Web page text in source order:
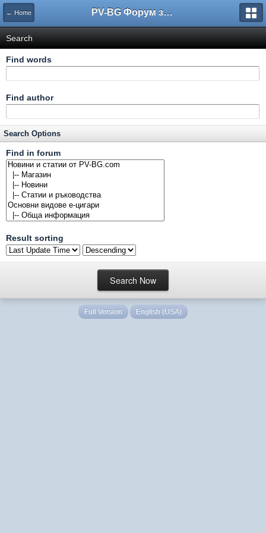
← Home PV-BG Форум за електронни цигари
Search
Find words
Find author
Search Options
Find in forum
Result sorting
Full Version English (USA)